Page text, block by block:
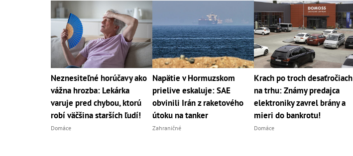
Neznesiteľné horúčavy ako
vážna hrozba: Lekárka
varuje pred chybou, ktorú
robí väčšina starších ľudí!
Domáce
Napätie v Hormuzskom
prielive eskaluje: SAE
obvinili Irán z raketového
útoku na tanker
Zahraničné
Krach po troch desaťročiach
na trhu: Známy predajca
elektroniky zavrel brány a
mieri do bankrotu!
Domáce